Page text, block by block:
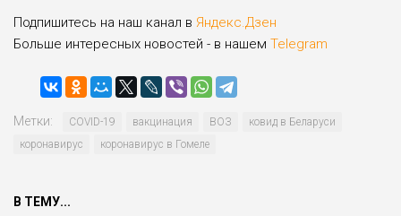
Подпишитесь на наш канал в Яндекс.Дзен
Больше интересных новостей - в нашем Telegram
Метки: COVID-19 вакцинация ВОЗ
ковид в Беларуси
коронавирус
коронавирус в Гомеле
В ТЕМУ...